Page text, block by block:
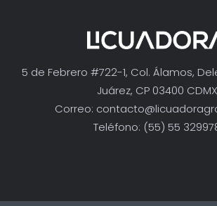
5 de Febrero #722-1, Col. Álamos,
Juárez, CP 03400 CDMX
Correo:
Teléfono: (55) 55